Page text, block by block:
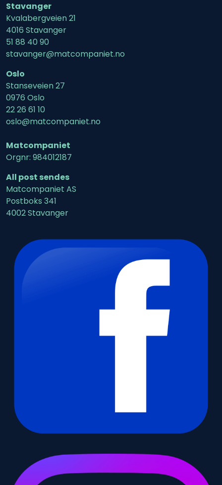
Stavanger
Kvalabergveien 21
4016 Stavanger
51 88 40 90
stavanger@matcompaniet.no
Oslo
Stanseveien 27
0976 Oslo
22 26 61 10
oslo@matcompaniet.no
Matcompaniet
Orgnr: 984012187
All post sendes
Matcompaniet AS
Postboks 341
4002 Stavanger